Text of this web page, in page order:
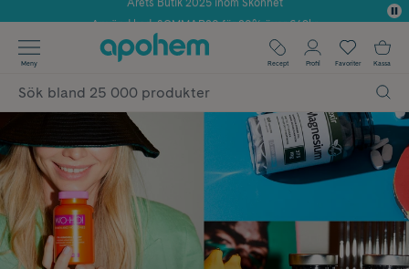
✓ Fri frakt
✓ Poäng på alla köp*
Meny Recept Profil Favoriter Kassa